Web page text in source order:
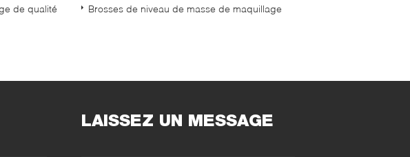
de qualité Brosses de niveau de masse de maquillage
LAISSEZ UN MESSAGE